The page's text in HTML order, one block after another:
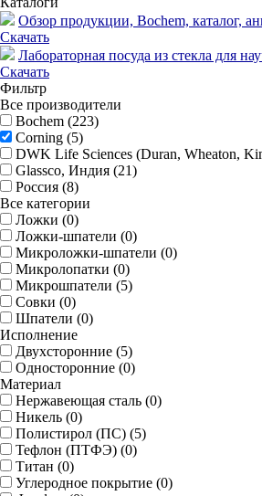
Обзор продукции, Bochem, каталог,
Скачать
Лабораторная посуда из стекла для
Скачать
Фильтр
Все производители
Bochem (223)
Corning (5)
DWK Life Sciences (Duran, Wheaton,
Glassco, Индия (21)
Россия (8)
Все категории
Ложки (0)
Ложки-шпатели (0)
Микроложки-шпатели (0)
Микролопатки (0)
Микрошпатели (5)
Совки (0)
Шпатели (0)
Исполнение
Двухсторонние (5)
Односторонние (0)
Материал
Нержавеющая сталь (0)
Никель (0)
Полистирол (ПС) (5)
Тефлон (ПТФЭ) (0)
Титан (0)
Углеродное покрытие (0)